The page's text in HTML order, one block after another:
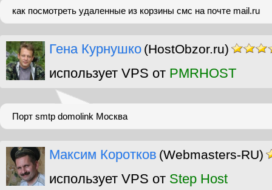
как посмотреть удаленные из корзины смс на почте mail.ru
Гена Курнушко (HostObzor.ru)
использует VPS от PMRHOST
Порт smtp domolink Москва
Максим Коротков (Webmasters-RU)
использует VPS от Step Host